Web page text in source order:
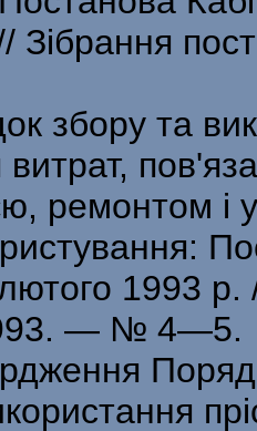
Зібрання
збору та
ремонтом і
1993
— № 4—5.